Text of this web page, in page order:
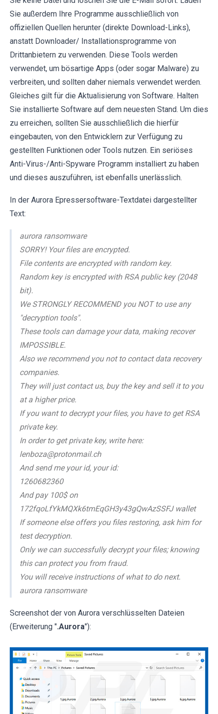
Sie außerdem Ihre Programme ausschließlich von
offiziellen Quellen herunter (direkte Download-Links),
anstatt Downloader/ Installationsprogramme von
Drittanbietern zu verwenden. Diese Tools werden
verwendet, um bösartige Apps (oder sogar Malware) zu
verbreiten, und sollten daher niemals verwendet werden.
Gleiches gilt für die Aktualisierung von Software. Halten
Sie installierte Software auf dem neuesten Stand. Um dies
zu erreichen, sollten Sie ausschließlich die hierfür
eingebauten, von den Entwicklern zur Verfügung zu
gestellten Funktionen oder Tools nutzen. Ein seriöses
Anti-Virus-/Anti-Spyware Programm installiert zu haben
und dieses auszuführen, ist ebenfalls unerlässlich.
In der Aurora Epressersoftware-Textdatei dargestellter
Text:
aurora ransomware
SORRY! Your files are encrypted.
File contents are encrypted with random key.
Random key is encrypted with RSA public key (2048
bit).
We STRONGLY RECOMMEND you NOT to use any
"decryption tools".
These tools can damage your data, making recover
IMPOSSIBLE.
Also we recommend you not to contact data recovery
companies.
They will just contact us, buy the key and sell it to you
at a higher price.
If you want to decrypt your files, you have to get RSA
private key.
In order to get private key, write here:
lenboza@protonmail.ch
And send me your id, your id:
1260682360
And pay 100$ on
172fqoLfYkMQXk6tmEqGH3y43gQwAzSSFJ wallet
If someone else offers you files restoring, ask him for
test decryption.
Only we can successfully decrypt your files; knowing
this can protect you from fraud.
You will receive instructions of what to do next.
aurora ransomware
Screenshot der von Aurora verschlüsselten Dateien
(Erweiterung ".Aurora"):